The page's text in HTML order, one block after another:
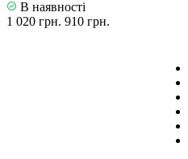
В наявності
1 020 грн. 910 грн.